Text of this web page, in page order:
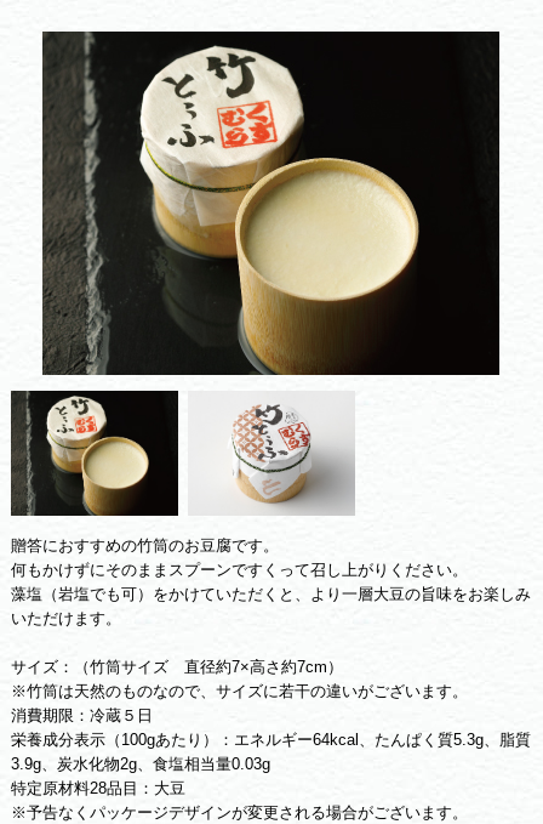
贈答におすすめの竹筒のお豆腐です。
何もかけずにそのままスプーンですくって召し上がりください。
藻塩（岩塩でも可）をかけていただくと、より一層大豆の旨味をお楽しみ
いただけます。
サイズ：（竹筒サイズ 直径約7×高さ約7cm）
※竹筒は天然のものなので、サイズに若干の違いがございます。
消費期限：冷蔵５日
栄養成分表示（100gあたり）：エネルギー64kcal、たんぱく質5.3g、脂質
3.9g、炭水化物2g、食塩相当量0.03g
特定原材料28品目：大豆
※予告なくパッケージデザインが変更される場合がございます。